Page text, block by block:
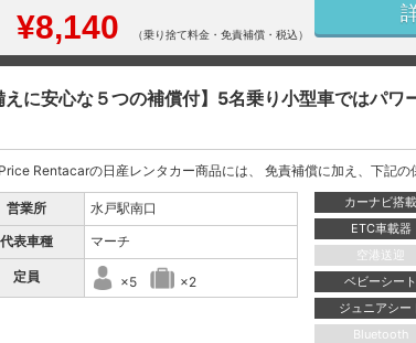
¥8,140 （乗り捨て料金・免責補償・税込）
えに安心な５つの補償付】5名乗り小型車ではパワ
Rentacarの日産レンタカー商品には、 免責補償に加え、下記の
営業所
水戸駅南口
代表車種
マーチ
定員 ×5 ×2
カーナビ搭載
ETC車載器
空港送迎
ベビーシート
ジュニアシー
Bluetooth